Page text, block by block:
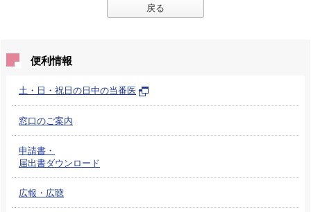
戻る
便利情報
土・日・祝日の日中の当番医
窓口のご案内
申請書・
届出書ダウンロード
広報・広聴